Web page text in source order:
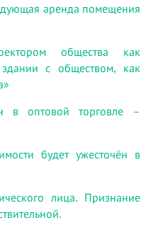
аренда помещения
общества как
с обществом, как
в оптовой торговле –
будет ужесточён в
лица. Признание